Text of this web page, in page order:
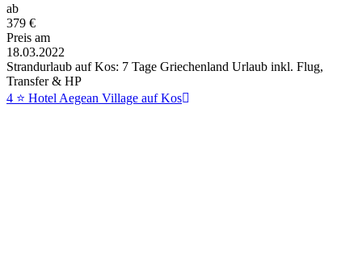
ab
379 €
Preis am
18.03.2022
Strandurlaub auf Kos: 7 Tage Griechenland Urlaub inkl. Flug,
Transfer & HP
4 ⭐ Hotel Aegean Village auf Kos